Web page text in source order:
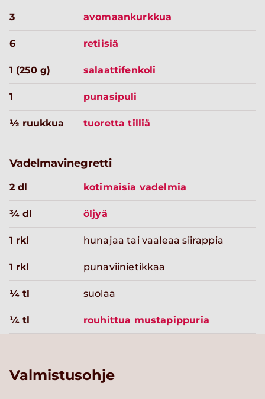
3 avomaankurkkua
6 retiisiä
1 (250 g) salaattifenkoli
1 punasipuli
½ ruukkua tuoretta tilliä
Vadelmavinegretti
2 dl kotimaisia vadelmia
¾ dl öljyä
1 rkl hunajaa tai vaaleaa siirappia
1 rkl punaviinietikkaa
¼ tl suolaa
¼ tl rouhittua mustapippuria
Valmistusohje